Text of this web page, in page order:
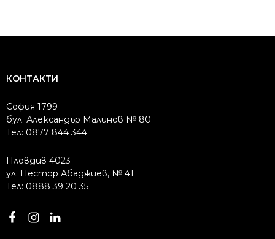
КОНТАКТИ
София 1799
бул. Александър Малинов № 80
Тел: 0877 844 344
Пловдив 4023
ул. Нестор Абаджиев, № 41
Тел: 0888 39 20 35